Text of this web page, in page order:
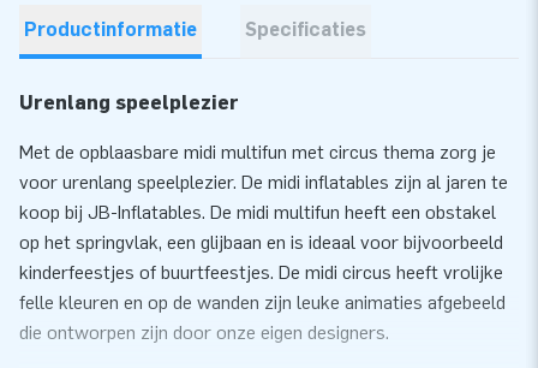
Productinformatie Specificaties
Urenlang speelplezier
Met de opblaasbare midi multifun met circus thema zorg je
voor urenlang speelplezier. De midi inflatables zijn al jaren te
koop bij JB-Inflatables. De midi multifun heeft een obstakel
op het springvlak, een glijbaan en is ideaal voor bijvoorbeeld
kinderfeestjes of buurtfeestjes. De midi circus heeft vrolijke
felle kleuren en op de wanden zijn leuke animaties afgebeeld
die ontworpen zijn door onze eigen designers.